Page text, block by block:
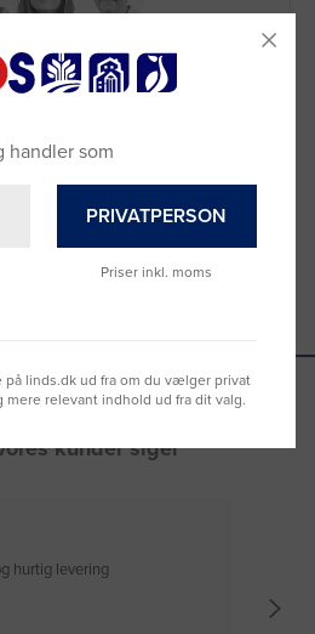
for hjælp?
os på9992 0233
din lokale sælger
oversigten her
kunder siger
hurtig levering
handler som
PRIVATPERSON
Priser inkl. moms
linds.dk ud fra om du vælger privat
relevant indhold ud fra dit valg.